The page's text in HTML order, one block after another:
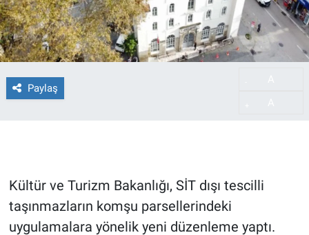
Paylaş
Kültür ve Turizm Bakanlığı, SİT dışı tescilli
taşınmazların komşu parsellerindeki
uygulamalara yönelik yeni düzenleme yaptı.